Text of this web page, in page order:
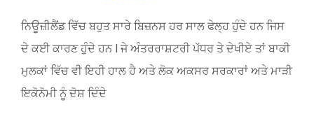
ਨਿਊਜ਼ੀਲੈਂਡ ਵਿੱਚ ਬਹੁਤ ਸਾਰੇ ਬਿਜ਼ਨਸ ਹਰ ਸਾਲ ਫੇਲ੍ਹ ਹੁੰਦੇ ਹਨ ਜਿਸ
ਦੇ ਕਈ ਕਾਰਣ ਹੁੰਦੇ ਹਨ l ਜੇ ਅੰਤਰਰਾਸ਼ਟਰੀ ਪੱਧਰ ਤੇ ਦੇਖੀਏ ਤਾਂ ਬਾਕੀ
ਮੁਲਕਾਂ ਵਿੱਚ ਵੀ ਇਹੀ ਹਾਲ ਹੈ ਅਤੇ ਲੋਕ ਅਕਸਰ ਸਰਕਾਰਾਂ ਅਤੇ ਮਾੜੀ
ਇਕੋਨੋਮੀ ਨੂੰ ਦੋਸ਼ ਦਿੰਦੇ